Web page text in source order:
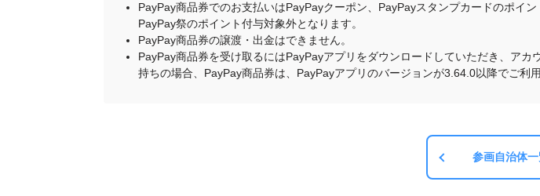
PayPay商品券でのお支払いはPayPayクーポン、PayPayスタンプカードのポイ
PayPay祭のポイント付与対象外となります。
PayPay商品券の譲渡・出金はできません。
PayPay商品券を受け取るにはPayPayアプリをダウンロードしていただき、ア
持ちの場合、PayPay商品券は、PayPayアプリのバージョンが3.64.0以降でご利
参画自治体